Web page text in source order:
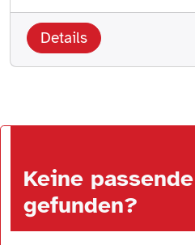
Details
Keine
gefunden?